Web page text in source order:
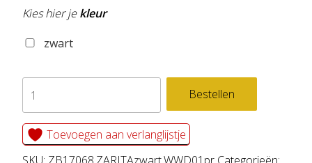
Kies hier jekleur
zwart
zelfklevend
behang
cirkel
ZARITA
Bestellen
Toevoegen aan verlanglijstje